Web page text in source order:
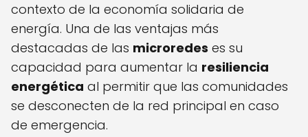
contexto de la economía solidaria de
energía. Una de las ventajas más
destacadas de las microredes es su
capacidad para aumentar la resiliencia
energética al permitir que las comunidades
se desconecten de la red principal en caso
de emergencia.